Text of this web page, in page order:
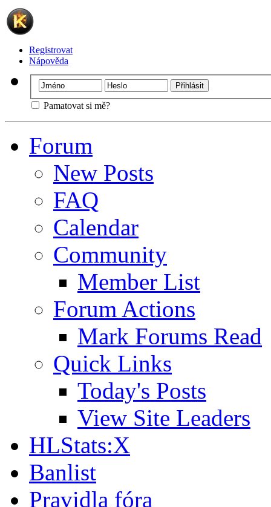
Registrovat
Nápověda
Pamatovat si mě?
Forum
New Posts
FAQ
Calendar
Community
Member List
Forum Actions
Mark Forums Read
Quick Links
Today's Posts
View Site Leaders
HLStats:X
Banlist
Pravidla fóra